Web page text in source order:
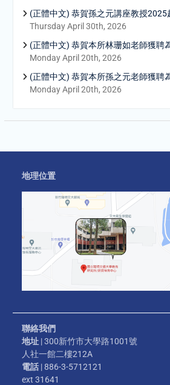
(正體中文) 恭賀孫之元講座教授2025
Thursday April 30th, 2026
(正體中文) 恭賀本所林珊如老師獲聘
Monday April 20th, 2026
(正體中文) 恭賀本所孫之元老師獲聘
Monday April 20th, 2026
地理位置
聯絡我們
地址 | 300新竹市大學路1001號
人社一館二樓212A
電話 | 886-3-5712121
ext 31641